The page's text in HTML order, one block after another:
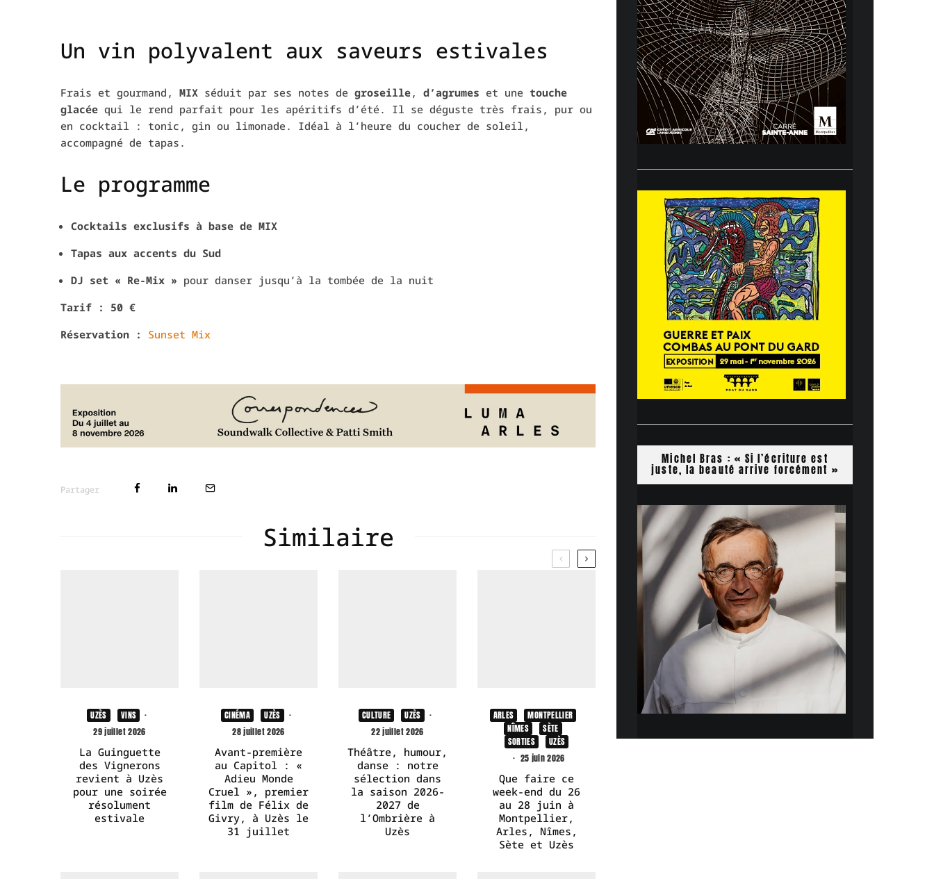
Un vin polyvalent aux saveurs estivales
Frais et gourmand, MIX séduit par ses notes de groseille, d’agrumes et une touche
glacée qui le rend parfait pour les apéritifs d’été. Il se déguste très frais, pur ou
en cocktail : tonic, gin ou limonade. Idéal à l’heure du coucher de soleil,
accompagné de tapas.
Le programme
Cocktails exclusifs à base de MIX
Tapas aux accents du Sud
DJ set « Re-Mix » pour danser jusqu’à la tombée de la nuit
Tarif : 50 €
Réservation : Sunset Mix
Partager
Similaire
UZÈS VINS
·
29 juillet 2026
La Guinguette
des Vignerons
revient à Uzès
pour une soirée
résolument
estivale
CINÉMA UZÈS
·
28 juillet 2026
Avant-première
au Capitol : «
Adieu Monde
Cruel », premier
film de Félix de
Givry, à Uzès le
31 juillet
CULTURE UZÈS
·
22 juillet 2026
Théâtre, humour,
danse : notre
sélection dans
la saison 2026-
2027 de
l’Ombrière à
Uzès
ARLES
MONTPELLIER
NÎMES
SÈTE
SORTIES
UZÈS
· 25 juin 2026
Que faire ce
week-end du 26
au 28 juin à
Montpellier,
Arles, Nîmes,
Sète et Uzès
Michel Bras : « Si l’écriture est
juste, la beauté arrive forcément »